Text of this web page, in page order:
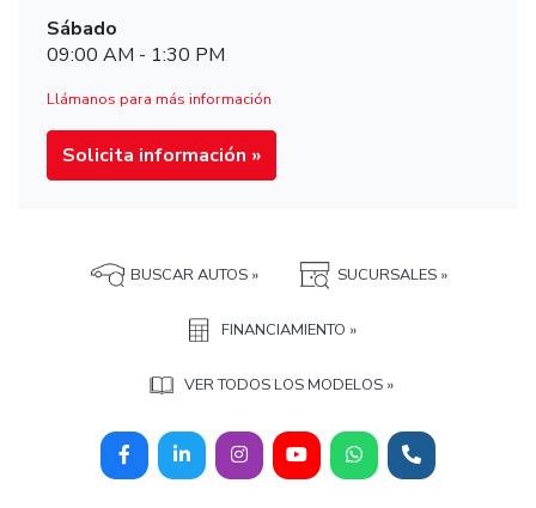
Sábado
09:00 AM - 1:30 PM
Llámanos para más información
Solicita información »
BUSCAR AUTOS » SUCURSALES »
FINANCIAMIENTO »
VER TODOS LOS MODELOS »